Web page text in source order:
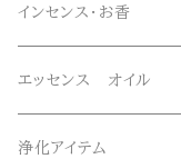
スーパーセブン
オリジナルペンダント
オリジナルエッセンスス
オリジナルサンキャッチ
ブレスレット
ネックレス・ペンダントト
ルース・タンブル
インセンス・お香
エッセンス オイル
浄化アイテム